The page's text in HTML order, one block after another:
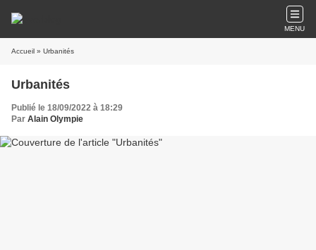
MENU
Accueil » Urbanités
Urbanités
Publié le 18/09/2022 à 18:29
Par Alain Olympie